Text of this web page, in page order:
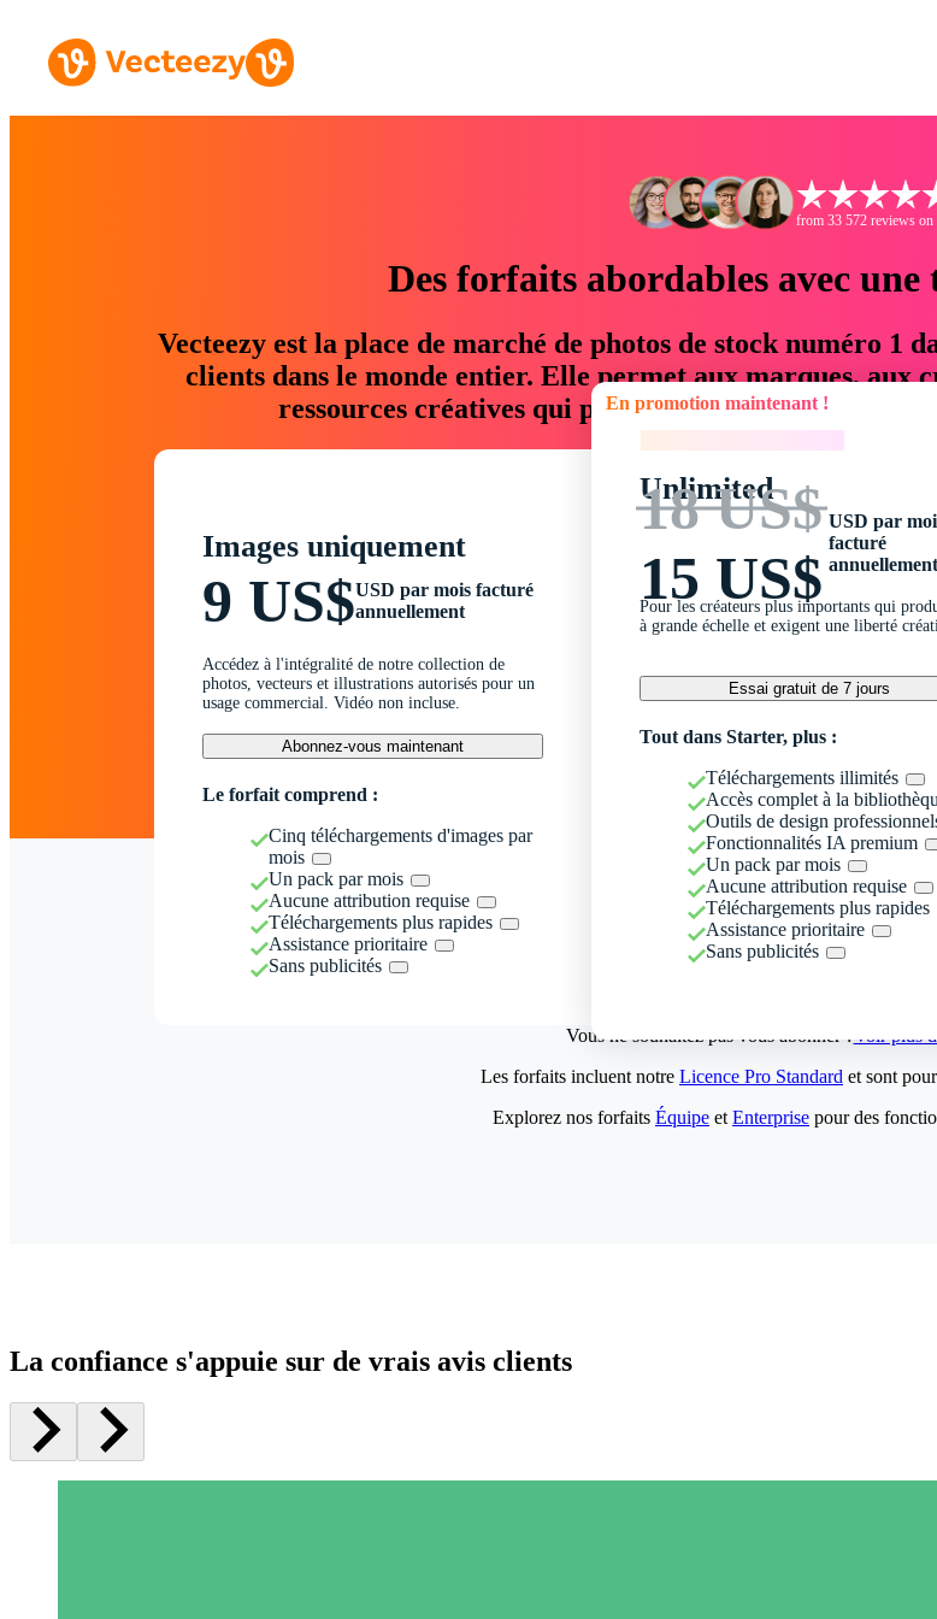
from 33 572 reviews
Des forfaits abordables avec
Vecteezy est la place de marché de photos de stock numéro 1
clients dans le monde entier. Elle permet aux marques, aux
ressources créatives qui permettent d'économiser
Images uniquement
9 US$USD par mois facturé
annuellement
Accédez à l'intégralité de notre collection de
photos, vecteurs et illustrations autorisés pour un
usage commercial. Vidéo non incluse.
Abonnez-vous maintenant
Le forfait comprend :
Cinq téléchargements d'images par
mois
Un pack par mois
Aucune attribution requise
Téléchargements plus rapides
Assistance prioritaire
Sans publicités
En promotion maintenant !
Unlimited
18 US$
15 US$
USD par
facturé
annuellement
Pour les créateurs plus importants qui
à grande échelle et exigent une liberté
Essai gratuit de 7 jours
Tout dans Starter, plus :
Téléchargements illimités
Accès complet à la
Outils de design
Fonctionnalités IA premium
Un pack par mois
Aucune attribution requise
Téléchargements plus rapides
Assistance prioritaire
Sans publicités
Vous ne souhaitez pas vous abonner ?Voir plus
Les forfaits incluent notre Licence Pro Standard et sont
Explorez nos forfaits Équipe et Enterprise pour des
La confiance s'appuie sur de vrais avis clients